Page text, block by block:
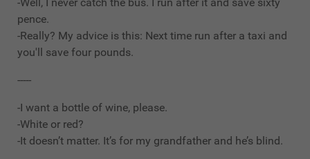
pence.
-Really? My advice is this: Next time run after a taxi and
you'll save four pounds.
-----
-I want a bottle of wine, please.
-White or red?
-It doesn’t matter. It’s for my grandfather and he’s blind.